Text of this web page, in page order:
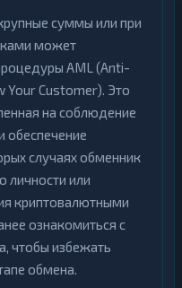
суммы или при
может
AML (Anti-
Your Customer). Это
на соблюдение
обеспечение
случаях обменник
личности или
криптовалютными
ознакомиться с
чтобы избежать
обмена.